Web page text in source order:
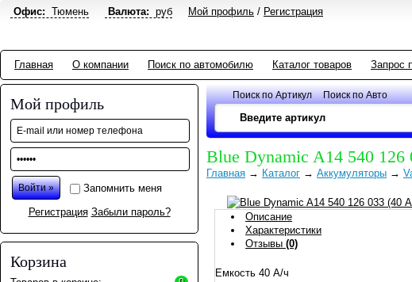
Офис: Тюмень Валюта: руб Мой профиль / Регистрация
Главная О компании Поиск по автомобилю Каталог товаров Запрос
Мой профиль
Запомнить меня
Регистрация Забыли пароль?
Корзина
Поиск по Артикул Поиск по Авто
Blue Dynamic A14 540
Главная → Каталог → Аккумуляторы →
Описание
Характеристики
Отзывы (0)
Емкость 40 А/ч